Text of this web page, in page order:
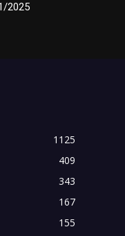
2025
1125
409
343
167
155